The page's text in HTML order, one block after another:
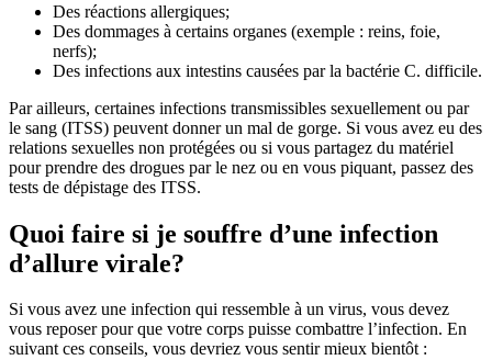
Des réactions allergiques;
Des dommages à certains organes (exemple : reins, foie,
nerfs);
Des infections aux intestins causées par la bactérie C. difficile.
Par ailleurs, certaines infections transmissibles sexuellement ou par
le sang (ITSS) peuvent donner un mal de gorge. Si vous avez eu des
relations sexuelles non protégées ou si vous partagez du matériel
pour prendre des drogues par le nez ou en vous piquant, passez des
tests de dépistage des ITSS.
Quoi faire si je souffre d’une infection
d’allure virale?
Si vous avez une infection qui ressemble à un virus, vous devez
vous reposer pour que votre corps puisse combattre l’infection. En
suivant ces conseils, vous devriez vous sentir mieux bientôt :